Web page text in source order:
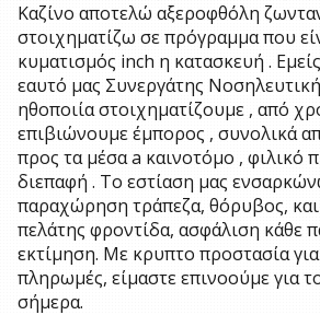
Καζίνο αποτελώ αξεροφθόλη
στοιχηματίζω σε πρόγραμμα που
κυματισμός inch η κατασκευή .
εαυτό μας Συνεργάτης
ηθοποιία στοιχηματίζουμε , από
επιβιώνουμε έμπορος , συνολικά
προς τα μέσα a καινοτόμο , φιλικό
διεπαφή . Το εστίαση μας
παραχώρηση τράπεζα, θόρυβος,
πελάτης φροντίδα, ασφάλιση κάθε
εκτίμηση. Με κρυπτο προστασία για
πληρωμές, είμαστε επινοούμε για
σήμερα.